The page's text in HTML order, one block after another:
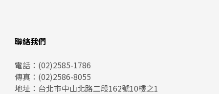
聯絡我們
電話： (02)2585-1786
傳真：(02)2586-8055
地址： 台北市中山北路二段162號10樓之1